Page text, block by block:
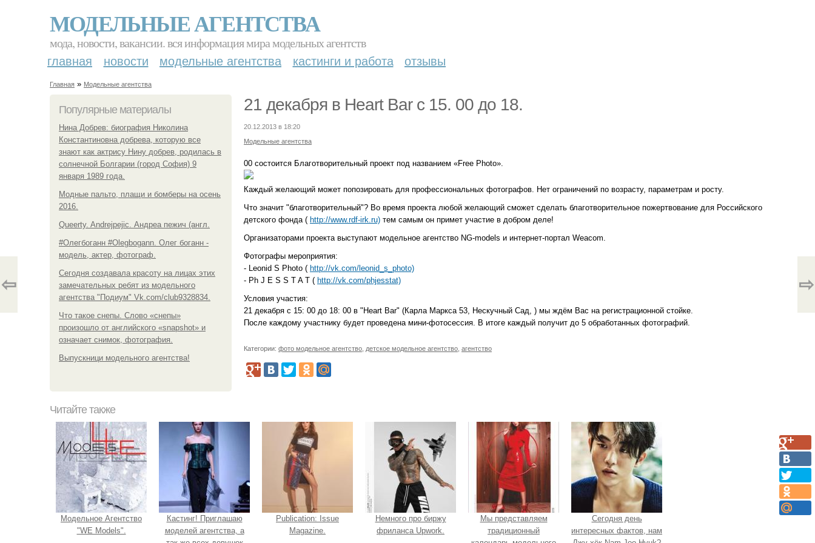
МОДЕЛЬНЫЕ АГЕНТСТВА
мода, новости, вакансии. вся информация мира модельных агентств
главная новости модельные агентства кастинги и работа отзывы
Главная » Модельные агентства
Популярные материалы
Нина Добрев: биография Николина
Константиновна добрева, которую все
знают как актрису Нину добрев, родилась в
солнечной Болгарии (город София) 9
января 1989 года.
Модные пальто, плащи и бомберы на осень
2016.
Queerty. Andrejpejic. Андреа пежич (англ.
#Олегбоганн #Olegbogann. Олег боганн -
модель, актер, фотограф.
Сегодня создавала красоту на лицах этих
замечательных ребят из модельного
агентства "Подиум" Vk.com/club9328834.
Что такое снепы. Слово «снепы»
произошло от английского «snapshot» и
означает снимок, фотография.
Выпускници модельного агентства!
21 декабря в Heart Bar с 15. 00 до 18.
20.12.2013 в 18:20
Модельные агентства
00 состоится Благотворительный проект под названием «Free Photo».
Каждый желающий может попозировать для профессиональных фотографов. Нет ограничений по возрасту, параметрам и росту.
Что значит "благотворительный"? Во время проекта любой желающий сможет сделать благотворительное пожертвование для Российского
детского фонда ( http://www.rdf-irk.ru) тем самым он примет участие в добром деле!
Организаторами проекта выступают модельное агентство NG-models и интернет-портал Weacom.
Фотографы мероприятия:
- Leonid S Photo ( http://vk.com/leonid_s_photo)
- Ph J E S S T A T ( http://vk.com/phjesstat)
Условия участия:
21 декабря c 15: 00 до 18: 00 в "Heart Bar" (Карла Маркса 53, Нескучный Сад, ) мы ждём Вас на регистрационной стойке.
После каждому участнику будет проведена мини-фотосессия. В итоге каждый получит до 5 обработанных фотографий.
Категории: фото модельное агентство детское модельное агентство агентство
⇦ ⇨
Читайте также
Модельное Агентство
"WE Models".
Кастинг! Приглашаю
моделей агентства, а
Publication: Issue
Magazine.
Немного про биржу
фриланса Upwork.
Мы представляем
традиционный
Сегодня день
интересных фактов, нам